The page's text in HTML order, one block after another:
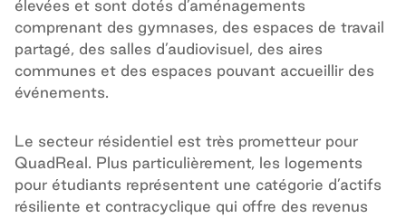
élevées et sont dotés d’aménagements
comprenant des gymnases, des espaces de travail
partagé, des salles d’audiovisuel, des aires
communes et des espaces pouvant accueillir des
événements.
Le secteur résidentiel est très prometteur pour
QuadReal. Plus particulièrement, les logements
pour étudiants représentent une catégorie d’actifs
résiliente et contracyclique qui offre des revenus